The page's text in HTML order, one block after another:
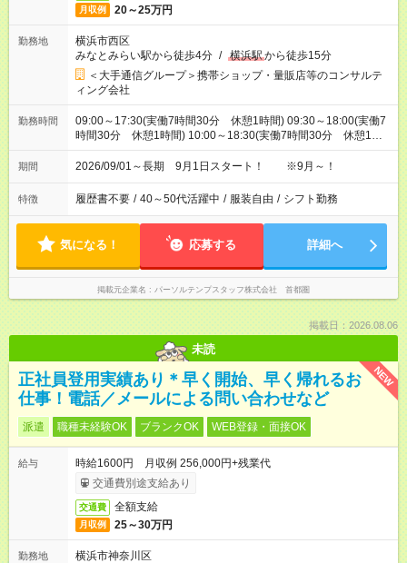
月収例 20～25万円
勤務地
横浜市西区
みなとみらい駅から徒歩4分 / 横浜駅から徒歩15分
＜大手通信グループ＞携帯ショップ・量販店等のコンサルテ
ィング会社
勤務時間
09:00～17:30(実働7時間30分 休憩1時間) 09:30～18:00(実働7
時間30分 休憩1時間) 10:00～18:30(実働7時間30分 休憩1時
間) ※9:00～19:00の間で7.5時間の勤務（シフトの希望も出せま
す！）
期間 2026/09/01～長期 9月1日スタート！ ※9月～！
特徴 履歴書不要 / 40～50代活躍中 / 服装自由 / シフト勤務
気になる！ 応募する 詳細へ
掲載元企業名 パーソルテンプスタッフ株式会社 首都圏
掲載日：2026.08.06
未読
NEW
正社員登用実績あり＊早く開始、早く帰れるお
仕事！電話／メールによる問い合わせなど
派遣 職種未経験OK ブランクOK WEB登録・面接OK
給与
時給1600円 月収例 256,000円+残業代
交通費別途支給あり
交通費 全額支給
月収例 25～30万円
勤務地
横浜市神奈川区